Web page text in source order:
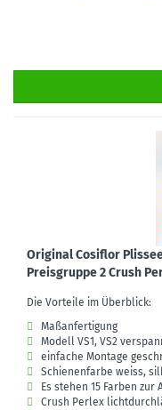
Original Cosiflor
Preisgruppe 2 Crush
Die Vorteile im Überblick:
Maßanfertigung
Modell VS1, VS2
einfache Montage
Schienenfarbe weiss,
Es stehen 15 Farben zur
Crush Perlex